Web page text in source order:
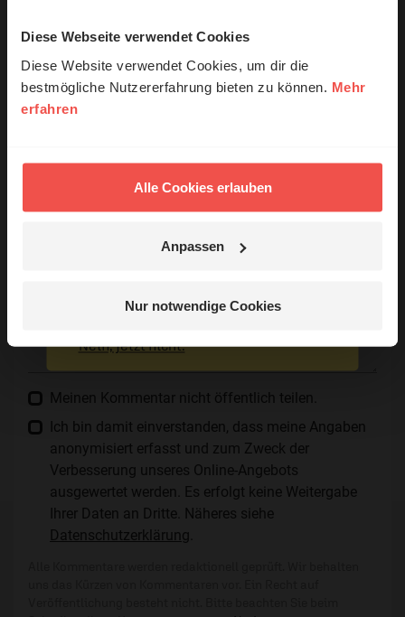
Diese Webseite verwendet Cookies
Diese Website verwendet Cookies, um dir die
bestmögliche Nutzererfahrung bieten zu können. Mehr
erfahren
Alle Cookies erlauben
Anpassen
Nur notwendige Cookies
Ihr Kommentar
E-Mail:
Meinen Kommentar nicht öffentlich teilen.
Ich bin damit einverstanden, dass meine Angaben
anonymisiert erfasst und zum Zweck der
Verbesserung unseres Online-Angebots
ausgewertet werden. Es erfolgt keine Weitergabe
Ihrer Daten an Dritte. Näheres siehe
Datenschutzerklärung
entdecken
Nein, jetzt nicht.
© Ruth Schneider / ERF